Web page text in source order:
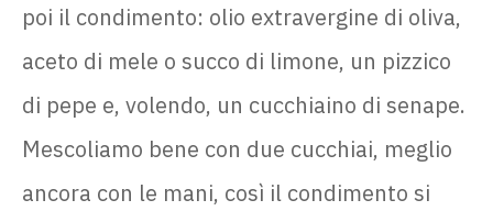
poi il condimento: olio extravergine di oliva,
aceto di mele o succo di limone, un pizzico
di pepe e, volendo, un cucchiaino di senape.
Mescoliamo bene con due cucchiai, meglio
ancora con le mani, così il condimento si